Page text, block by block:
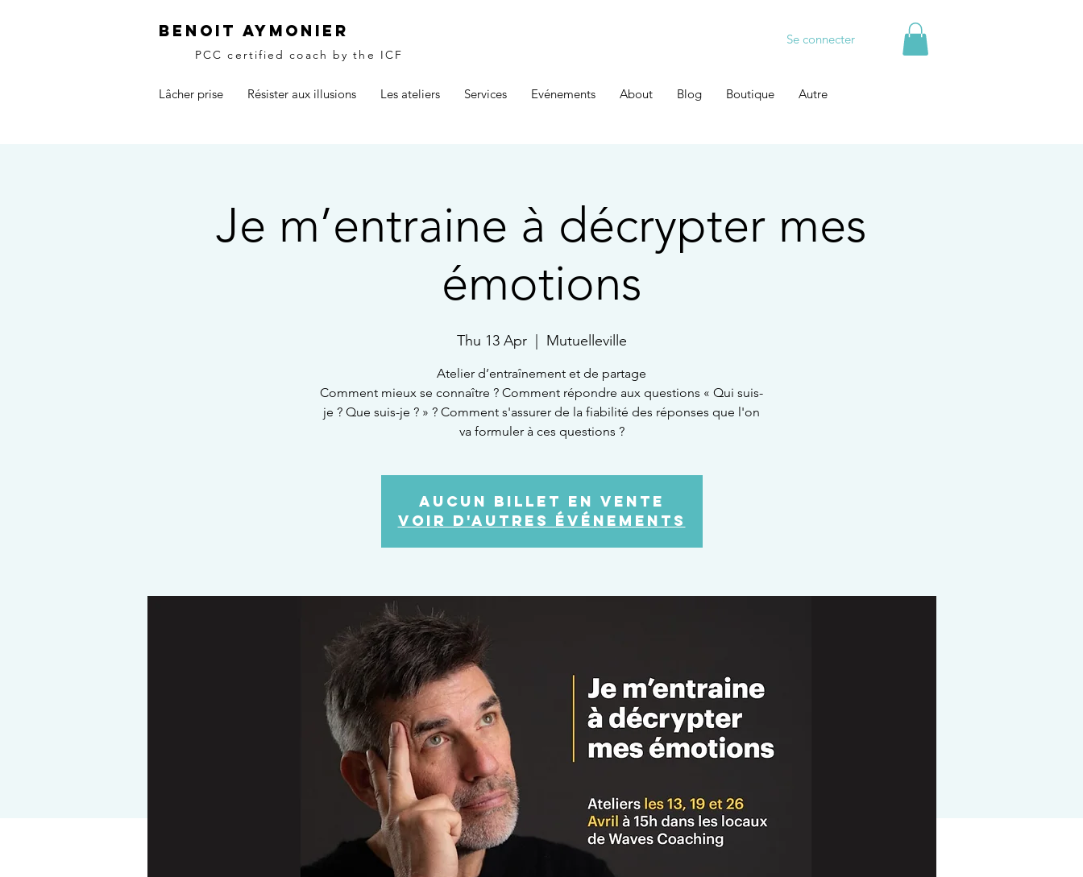
Benoit Aymonier
PCC certified coach by the ICF
Se connecter
Lâcher prise Résister aux illusions Les ateliers Services Evénements About Blog Boutique Autre
Je m’entraine à décrypter mes
émotions
Thu 13 Apr
  |
Mutuelleville
Atelier d’entraînement et de partage
Comment mieux se connaître ? Comment répondre aux questions « Qui suis-
je ? Que suis-je ? » ? Comment s'assurer de la fiabilité des réponses que l'on
va formuler à ces questions ?
Aucun billet en vente
Voir d'autres événements